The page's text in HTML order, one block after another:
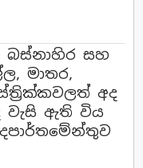
බස්නාහිර සහ
මාතර,
අද
වැසි ඇති විය